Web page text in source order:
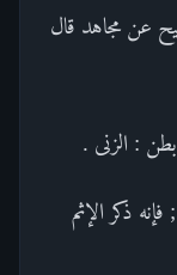
عن مجاهد قال
: الزنى .
ذكر الإثم